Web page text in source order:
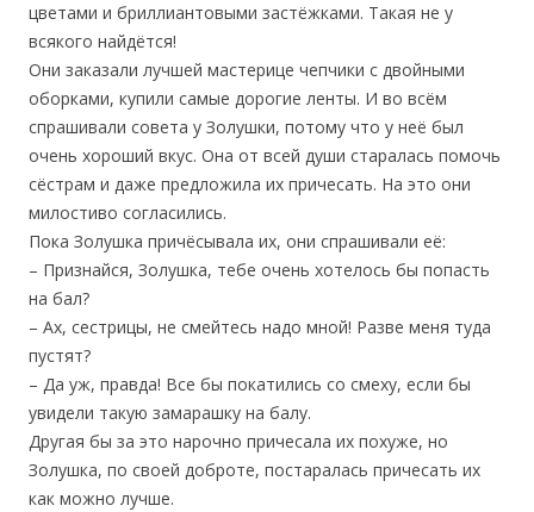
цветами и бриллиантовыми застёжками. Такая не у
всякого найдётся!
Они заказали лучшей мастерице чепчики с двойными
оборками, купили самые дорогие ленты. И во всём
спрашивали совета у Золушки, потому что у неё был
очень хороший вкус. Она от всей души старалась помочь
сёстрам и даже предложила их причесать. На это они
милостиво согласились.
Пока Золушка причёсывала их, они спрашивали её:
– Признайся, Золушка, тебе очень хотелось бы попасть
на бал?
– Ах, сестрицы, не смейтесь надо мной! Разве меня туда
пустят?
– Да уж, правда! Все бы покатились со смеху, если бы
увидели такую замарашку на балу.
Другая бы за это нарочно причесала их похуже, но
Золушка, по своей доброте, постаралась причесать их
как можно лучше.